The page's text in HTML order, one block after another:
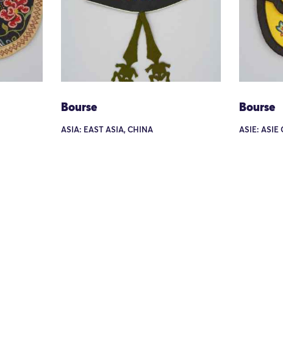
Bourse
ASIA: EAST ASIA, CHINA
Bourse
ASIE: ASIE